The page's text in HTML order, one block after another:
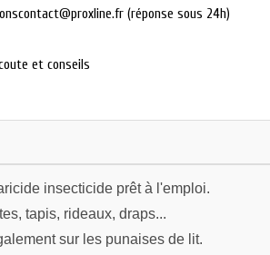
(réponse sous 24h)
et conseils
insecticide prêt à l'emploi.
tapis, rideaux, draps...
sur les punaises de lit.